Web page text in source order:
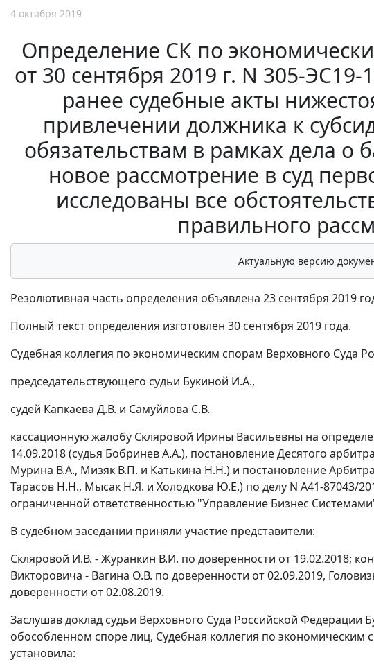
4 октября 2019
Определение СК по
от 30 сентября 2019 г. N 305-
ранее судебные акты
привлечении должника к
обязательствам в рамках дела о
новое рассмотрение в суд
исследованы все
правильного
Актуальную версию
Резолютивная часть определения объявлена 23 сентября 2019
Полный текст определения изготовлен 30 сентября 2019 года.
Судебная коллегия по экономическим спорам Верховного Суда
председательствующего судьи Букиной И.А.,
судей Капкаева Д.В. и Самуйлова С.В.
кассационную жалобу Скляровой Ирины Васильевны на
14.09.2018 (судья Бобринев А.А.), постановление Десятого
Мурина В.А., Мизяк В.П. и Катькина Н.Н.) и постановление
Тарасов Н.Н., Мысак Н.Я. и Холодкова Ю.Е.) по делу N А41-87043/
ограниченной ответственностью "Управление Бизнес
В судебном заседании приняли участие представители:
Скляровой И.В. - Журанкин В.И. по доверенности от 19.02.2018;
Викторовича - Вагина О.В. по доверенности от 02.09.2019,
доверенности от 02.08.2019.
Заслушав доклад судьи Верховного Суда Российской
обособленном споре лиц, Судебная коллегия по экономическим
установила: